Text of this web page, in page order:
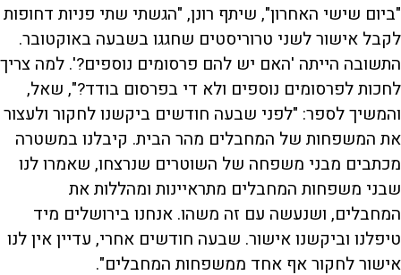
"ביום שישי האחרון", שיתף רונן, "הגשתי שתי פניות דחופות
לקבל אישור לשני טרוריסטים שחגגו בשבעה באוקטובר.
התשובה הייתה 'האם יש להם פרסומים נוספים?'. למה צריך
לחכות לפרסומים נוספים ולא די בפרסום בודד?", שאל,
והמשיך לספר: "לפני שבעה חודשים ביקשנו לחקור ולעצור
את המשפחות של המחבלים מהר הבית. קיבלנו במשטרה
מכתבים מבני משפחה של השוטרים שנרצחו, שאמרו לנו
שבני משפחות המחבלים מתראיינות ומהללות את
המחבלים, ושנעשה עם זה משהו. אנחנו בירושלים מיד
טיפלנו וביקשנו אישור. שבעה חודשים אחרי, עדיין אין לנו
אישור לחקור אף אחד ממשפחות המחבלים".